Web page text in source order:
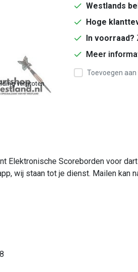
vergroten
Westlands
Hoge
In voorraad?
Meer
Toevoegen
Scoreborden voor
wij staan tot je dienst. Mailen kan